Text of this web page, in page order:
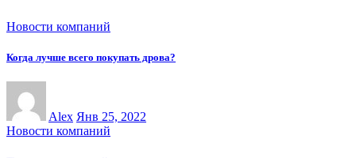
Новости компаний
Когда лучше всего покупать дрова?
Alex Янв 25, 2022
Новости компаний